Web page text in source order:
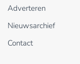
Adverteren
Nieuwsarchief
Contact